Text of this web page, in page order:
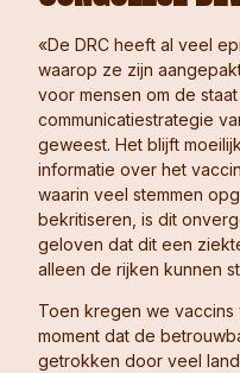
«De DRC heeft al veel
waarop ze zijn
voor mensen om de
communicatiestrategie
geweest. Het blijft
informatie over het
waarin veel stemmen
bekritiseren, is dit
geloven dat dit een
alleen de rijken kunnen
Toen kregen we vaccins
moment dat de
getrokken door veel